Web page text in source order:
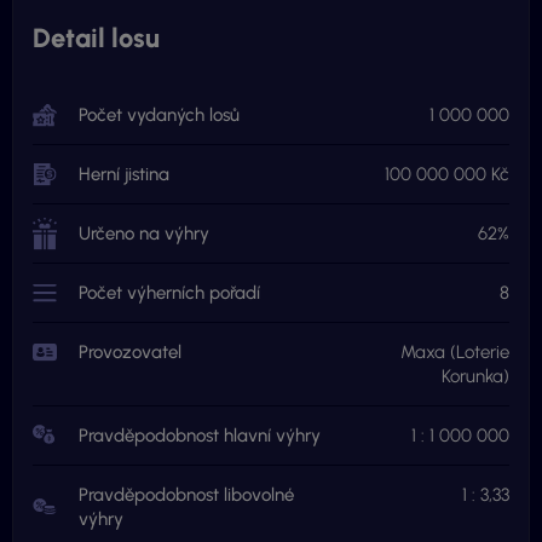
Detail losu
Počet vydaných losů 1 000 000
Herní jistina 100 000 000 Kč
Určeno na výhry 62%
Počet výherních pořadí 8
Provozovatel
Maxa (Loterie
Korunka)
Pravděpodobnost hlavní výhry 1 : 1 000 000
Pravděpodobnost libovolné
výhry
1 : 3,33